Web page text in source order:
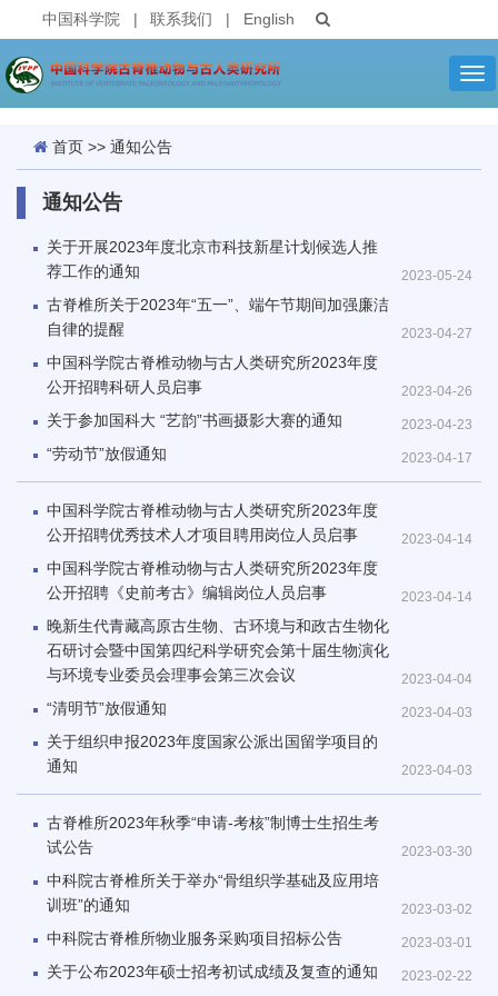
中国科学院 | 联系我们 | English
首页 >> 通知公告
通知公告
2023-05-24
关于开展2023年度北京市科技新星计划候选人推
荐工作的通知
2023-04-27
古脊椎所关于2023年“五一”、端午节期间加强廉洁
自律的提醒
2023-04-26
中国科学院古脊椎动物与古人类研究所2023年度
公开招聘科研人员启事
2023-04-23
关于参加国科大 “艺韵”书画摄影大赛的通知
2023-04-17
“劳动节”放假通知
2023-04-14
中国科学院古脊椎动物与古人类研究所2023年度
公开招聘优秀技术人才项目聘用岗位人员启事
2023-04-14
中国科学院古脊椎动物与古人类研究所2023年度
公开招聘《史前考古》编辑岗位人员启事
2023-04-04
晚新生代青藏高原古生物、古环境与和政古生物化
石研讨会暨中国第四纪科学研究会第十届生物演化
与环境专业委员会理事会第三次会议
2023-04-03
“清明节”放假通知
2023-04-03
关于组织申报2023年度国家公派出国留学项目的
通知
2023-03-30
古脊椎所2023年秋季“申请-考核”制博士生招生考
试公告
2023-03-02
中科院古脊椎所关于举办“骨组织学基础及应用培
训班”的通知
2023-03-01
中科院古脊椎所物业服务采购项目招标公告
2023-02-22
关于公布2023年硕士招考初试成绩及复查的通知